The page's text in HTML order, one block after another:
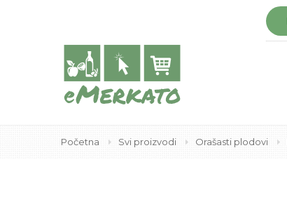
Početna Svi proizvodi Orašasti plodovi